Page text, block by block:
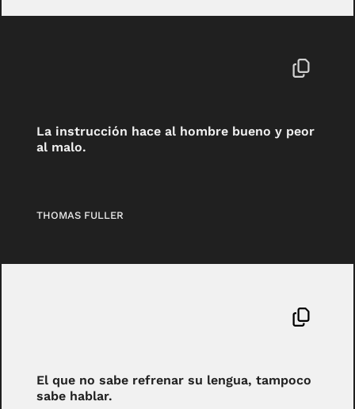
La instrucción hace al hombre bueno y peor
al malo.
THOMAS FULLER
El que no sabe refrenar su lengua, tampoco
sabe hablar.